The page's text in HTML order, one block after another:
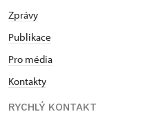
Zprávy
Publikace
Pro média
Kontakty
RYCHLÝ KONTAKT